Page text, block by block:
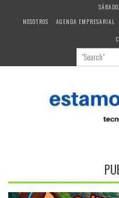
NOSOTROS
AGENDA EMPRESARIAL